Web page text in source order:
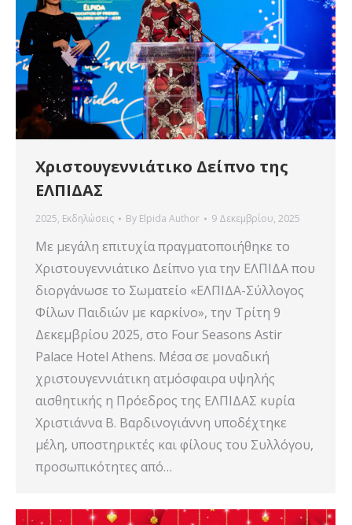
Χριστουγεννιάτικο Δείπνο της
ΕΛΠΙΔΑΣ
2025, Εκδηλώσεις By Elpida Author 9 Δεκεμβρίου, 2025
Με μεγάλη επιτυχία πραγματοποιήθηκε το
Χριστουγεννιάτικο Δείπνο για την ΕΛΠΙΔΑ που
διοργάνωσε το Σωματείο «ΕΛΠΙΔΑ-Σύλλογος
Φίλων Παιδιών με καρκίνο», την Τρίτη 9
Δεκεμβρίου 2025, στο Four Seasons Astir
Palace Hotel Athens. Μέσα σε μοναδική
χριστουγεννιάτικη ατμόσφαιρα υψηλής
αισθητικής η Πρόεδρος της ΕΛΠΙΔΑΣ κυρία
Χριστιάννα Β. Βαρδινογιάννη υποδέχτηκε
μέλη, υποστηρικτές και φίλους του Συλλόγου,
προσωπικότητες από…